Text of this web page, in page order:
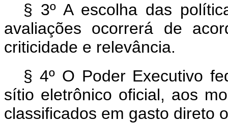
§ 3º A escolha das
avaliações ocorrerá de
criticidade e relevância.
§ 4º O Poder Executivo
sítio eletrônico oficial, aos
classificados em gasto direto